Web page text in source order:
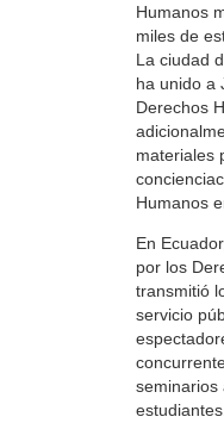
Humanos
miles de
La ciudad
ha unido a
Derechos
materiales
Humanos
En
por los
transmitió
servicio
seminarios